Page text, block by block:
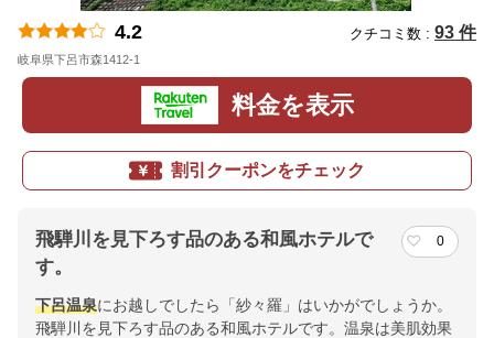
4.2 クチコミ数 : 93 件
岐阜県下呂市森1412-1
料金を表示
割引クーポンをチェック
飛騨川を見下ろす品のある和風ホテルで
す。
0
下呂温泉にお越しでしたら「紗々羅」はいかがでしょうか。
飛騨川を見下ろす品のある和風ホテルです。温泉は美肌効果